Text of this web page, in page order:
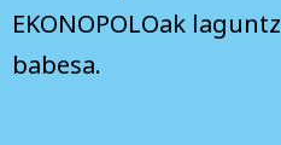
EKONOPOLOak
babesa.